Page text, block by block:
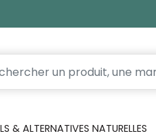
& ALTERNATIVES NATURELLES